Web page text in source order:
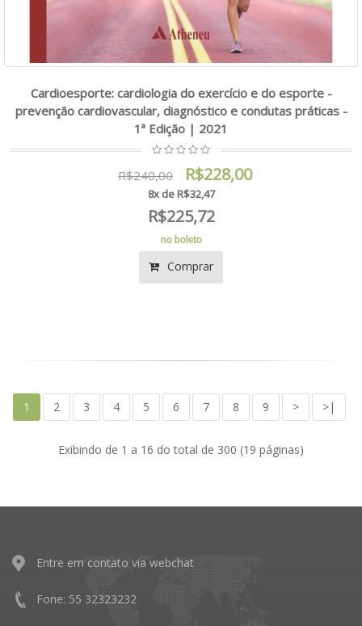
Cardioesporte: cardiologia do exercício e do esporte -
prevenção cardiovascular, diagnóstico e condutas práticas -
1ª Edição | 2021
R$240,00 R$228,00
8x de R$32,47
R$225,72
no boleto
Comprar
1 2 3 4 5 6 7 8 9 > >|
Exibindo de 1 a 16 do total de 300 (19 páginas)
Entre em contato via webchat
Fone: 55 32323232